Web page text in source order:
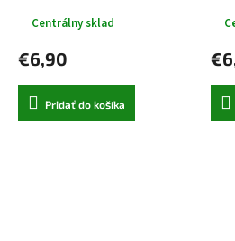
Centrálny sklad
€6,90
Pridať do košíka